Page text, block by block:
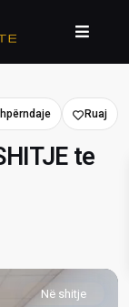
te
Në shitje